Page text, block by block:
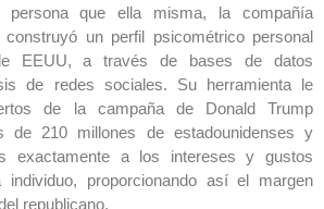
que ella misma, la compañía
construyó un perfil psicométrico personal
EEUU, a través de bases de datos
de redes sociales. Su herramienta le
de la campaña de Donald Trump
de 210 millones de estadounidenses y
exactamente a los intereses y gustos
individuo, proporcionando así el margen
republicano.